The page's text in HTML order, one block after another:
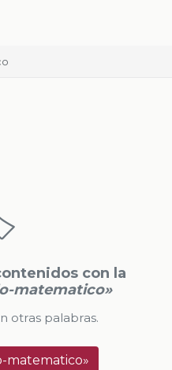
con la
matematico»
otras palabras.
matematico»